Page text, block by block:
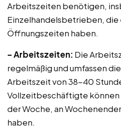
Arbeitszeiten benötigen,
Einzelhandelsbetrieben,
Öffnungszeiten haben.
– Arbeitszeiten: Die
regelmäßig und umfassen
Arbeitszeit von 38-40
Vollzeitbeschäftigte können
der Woche, an
haben.